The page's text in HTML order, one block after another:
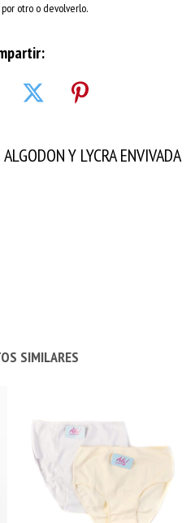
otro o devolverlo.
Y LYCRA ENVIVADA
SIMILARES